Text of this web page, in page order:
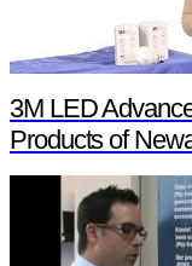
3M LED
Products of